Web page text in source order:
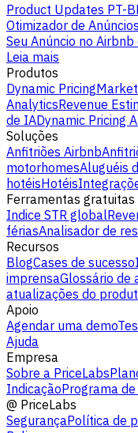
Product Updates PT-
Otimizador de
Seu Anúncio no
Leia mais
Produtos
Dynamic Pricing
AnalyticsRevenue
de IADynamic Pricing
Soluções
Anfitriões Airbnb
motorhomesAluguéis
hotéisHotéis
Ferramentas gratuitas
Indice STR global
fériasAnalisador de
Recursos
BlogCases de sucesso
imprensaGlossário de
atualizações do
Apoio
Agendar uma demo
Ajuda
Empresa
Sobre a PriceLabs
IndicaçãoPrograma
@ PriceLabs
SegurançaPolítica de